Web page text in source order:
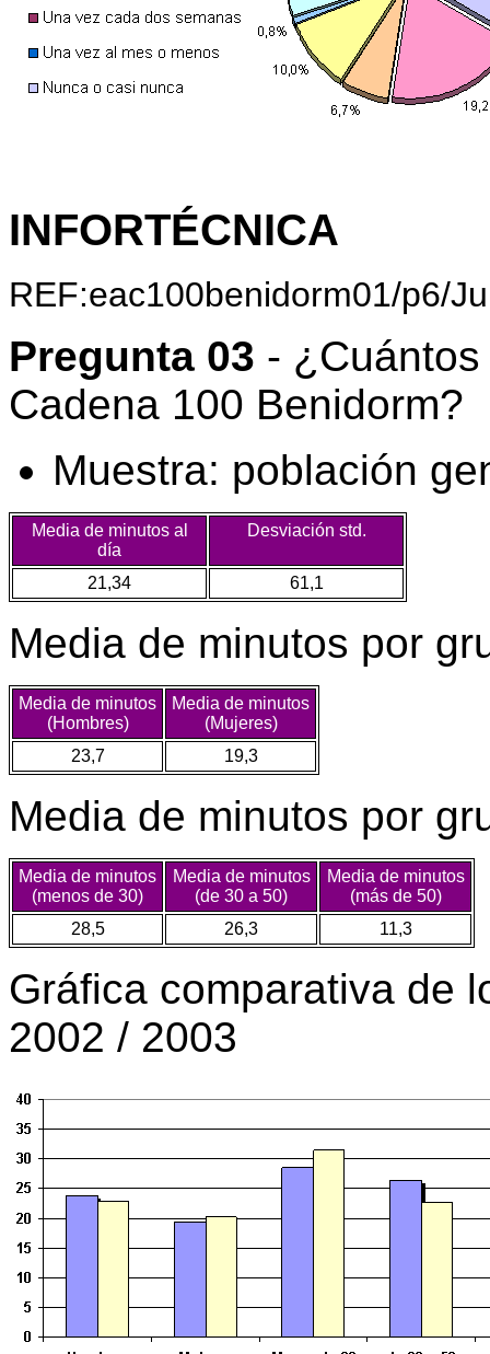
INFORTÉCNICA
REF:eac100benidorm01/p6/
Pregunta 03 -
Cadena 100 Benidorm?
Muestra: población
Media de minutos al
día
Desviación std.
21,34 61,1
Media de minutos por
Media de minutos
(Hombres)
Media de minutos
(Mujeres)
23,7
19,3
Media de minutos por
Media de minutos
(menos de 30)
Media de minutos
(de 30 a 50)
Media de minutos
(más de 50)
28,5
26,3 11,3
Gráfica comparativa de
2002 / 2003